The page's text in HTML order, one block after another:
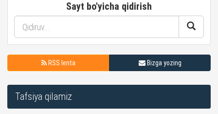
Sayt bo'yicha qidirish
RSS lenta Bizga yozing
Tafsiya qilamiz